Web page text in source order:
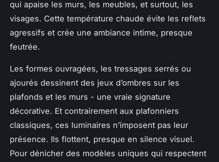
qui apaise les murs, les meubles, et surtout, les
visages. Cette température chaude évite les reflets
agressifs et crée une ambiance intime, presque
feutrée.
Les formes ouvragées, les tressages serrés ou
ajourés dessinent des jeux d’ombres sur les
plafonds et les murs - une vraie signature
décorative. Et contrairement aux plafonniers
classiques, ces luminaires n’imposent pas leur
présence. Ils flottent, presque en silence visuel.
Pour dénicher des modèles uniques qui respectent